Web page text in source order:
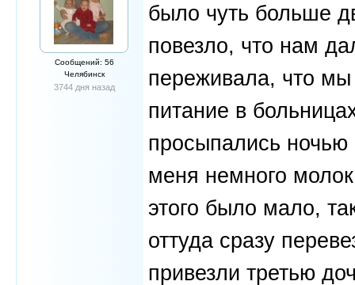
Сообщений: 56
Челябинск
3744 дня назад
было чуть больше
повезло, что нам
переживала, что мы
питание в
просыпались ночью
меня немного
этого было мало,
оттуда сразу
привезли третью